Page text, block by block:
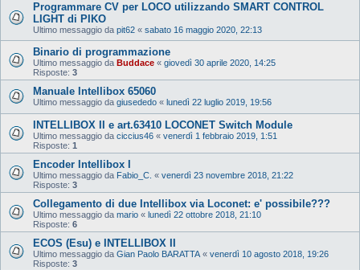
Programmare CV per LOCO utilizzando SMART CONTROL
LIGHT di PIKO
Ultimo messaggio da pit62 « sabato 16 maggio 2020, 22:13
Binario di programmazione
Ultimo messaggio da Buddace « giovedì 30 aprile 2020, 14:25
Risposte: 3
Manuale Intellibox 65060
Ultimo messaggio da giusededo « lunedì 22 luglio 2019, 19:56
INTELLIBOX II e art.63410 LOCONET Switch Module
Ultimo messaggio da ciccius46 « venerdì 1 febbraio 2019, 1:51
Risposte: 1
Encoder Intellibox I
Ultimo messaggio da Fabio_C. « venerdì 23 novembre 2018, 21:22
Risposte: 3
Collegamento di due Intellibox via Loconet: e' possibile???
Ultimo messaggio da mario « lunedì 22 ottobre 2018, 21:10
Risposte: 6
ECOS (Esu) e INTELLIBOX II
Ultimo messaggio da Gian Paolo BARATTA « venerdì 10 agosto 2018, 19:26
Risposte: 3